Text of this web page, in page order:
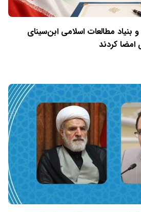
بنیاد مطالعات اسلامی ابن‌سینای
امضا کردند